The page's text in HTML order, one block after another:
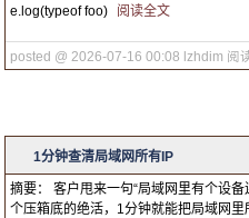
e.log(typeof foo)
阅读全文
posted @ 2026-07-16 00:08 lzhdim 阅
1分钟查清局域网所有IP
摘要： 客户甩来一句“局域网里有个设
个压箱底的绝活，1分钟就能把局域网